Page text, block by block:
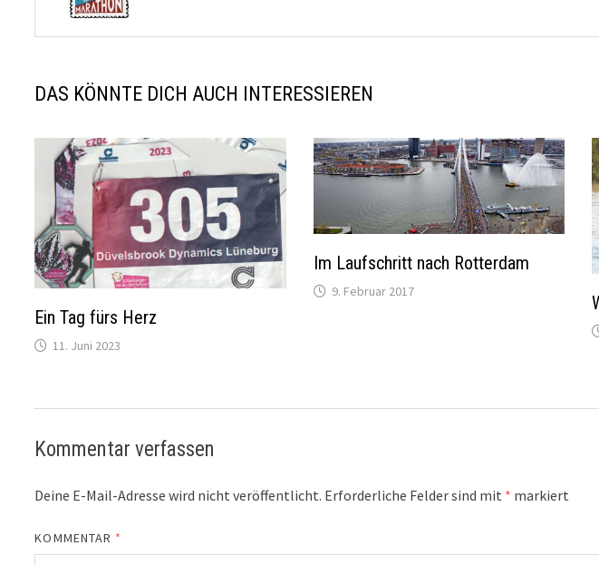
DAS KÖNNTE DICH AUCH INTERESSIEREN
Ein Tag fürs Herz
11. Juni 2023
Im Laufschritt nach Rotterdam
9. Februar 2017
Kommentar verfassen
Deine E-Mail-Adresse wird nicht veröffentlicht. Erforderliche Felder sind mit * markiert
KOMMENTAR *